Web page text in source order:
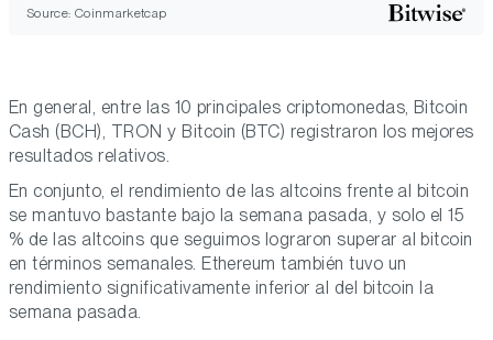
Source: Coinmarketcap
En general, entre las 10 principales criptomonedas, Bitcoin
Cash (BCH), TRON y Bitcoin (BTC) registraron los mejores
resultados relativos.
En conjunto, el rendimiento de las altcoins frente al bitcoin
se mantuvo bastante bajo la semana pasada, y solo el 15
% de las altcoins que seguimos lograron superar al bitcoin
en términos semanales. Ethereum también tuvo un
rendimiento significativamente inferior al del bitcoin la
semana pasada.